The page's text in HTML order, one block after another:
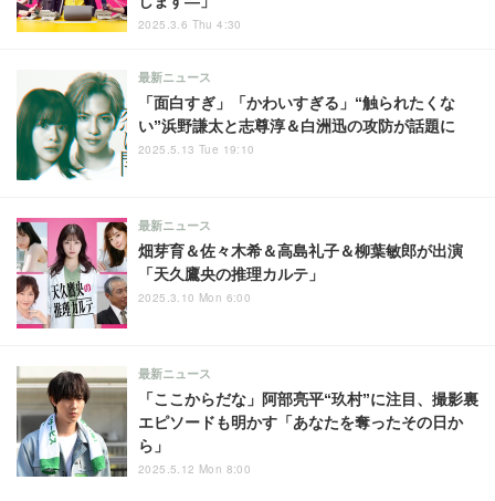
2025.3.6 Thu 4:30
「面白すぎ」「かわいすぎる」“触られたくな
い”浜野謙太と志尊淳＆白洲迅の攻防が話題に
最新ニュース
2025.5.13 Tue 19:10
畑芽育＆佐々木希＆高島礼子＆柳葉敏郎が出演
「天久鷹央の推理カルテ」
最新ニュース
2025.3.10 Mon 6:00
「ここからだな」阿部亮平“玖村”に注目、撮影裏
エピソードも明かす「あなたを奪ったその日か
ら」
最新ニュース
2025.5.12 Mon 8:00